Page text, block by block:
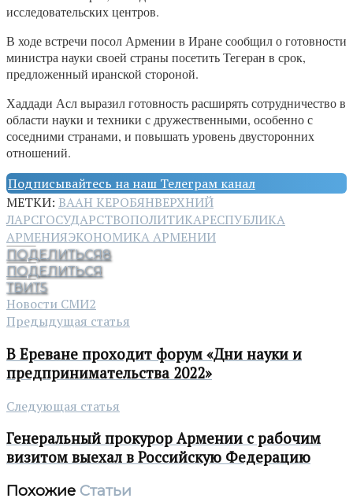
исследовательских центров.
В ходе встречи посол Армении в Иране сообщил о готовности
министра науки своей страны посетить Тегеран в срок,
предложенный иранской стороной.
Хаддади Асл выразил готовность расширять сотрудничество в
области науки и техники с дружественными, особенно с
соседними странами, и повышать уровень двусторонних
отношений.
Подписывайтесь на наш Телеграм канал
МЕТКИ: ВААН КЕРОБЯНВЕРХНИЙ
ЛАРСГОСУДАРСТВОПОЛИТИКАРЕСПУБЛИКА
АРМЕНИЯЭКОНОМИКА АРМЕНИИ
ПОДЕЛИТЬСЯ8
ПОДЕЛИТЬСЯ
ТВИТ5
Новости СМИ2
Предыдущая статья
В Ереване проходит форум «Дни науки и
предпринимательства 2022»
Следующая статья
Генеральный прокурор Армении с рабочим
визитом выехал в Российскую Федерацию
Похожие Статьи